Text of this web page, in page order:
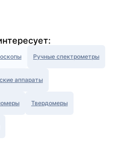
Ручные спектрометры
аппараты
Твердомеры